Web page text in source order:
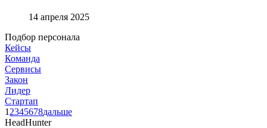
14 апреля 2025
Подбор персонала
Кейсы
Команда
Сервисы
Закон
Лидер
Стартап
1 2345678дальше
HeadHunter